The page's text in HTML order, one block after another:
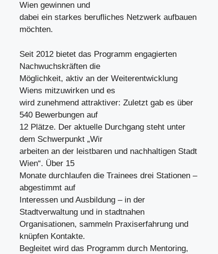
Wien gewinnen und
dabei ein starkes berufliches Netzwerk aufbauen
möchten.
Seit 2012 bietet das Programm engagierten
Nachwuchskräften die
Möglichkeit, aktiv an der Weiterentwicklung
Wiens mitzuwirken und es
wird zunehmend attraktiver: Zuletzt gab es über
540 Bewerbungen auf
12 Plätze. Der aktuelle Durchgang steht unter
dem Schwerpunkt „Wir
arbeiten an der leistbaren und nachhaltigen Stadt
Wien“. Über 15
Monate durchlaufen die Trainees drei Stationen –
abgestimmt auf
Interessen und Ausbildung – in der
Stadtverwaltung und in stadtnahen
Organisationen, sammeln Praxiserfahrung und
knüpfen Kontakte.
Begleitet wird das Programm durch Mentoring,